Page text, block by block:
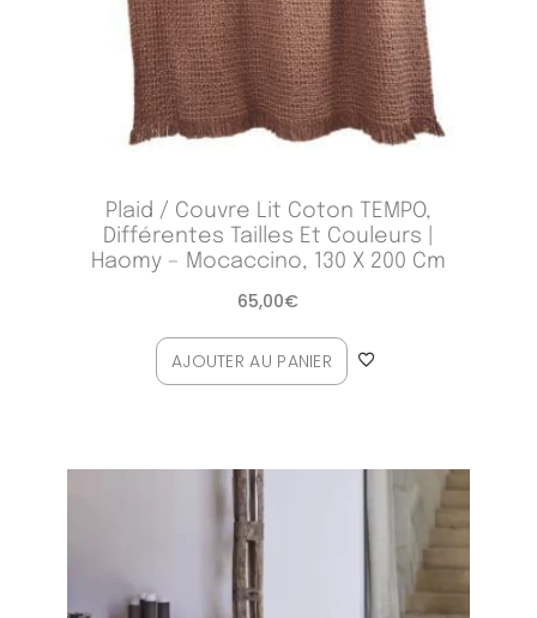
Plaid / Couvre Lit Coton TEMPO,
Différentes Tailles Et Couleurs |
Haomy – Mocaccino, 130 X 200 Cm
65,00€
AJOUTER AU PANIER